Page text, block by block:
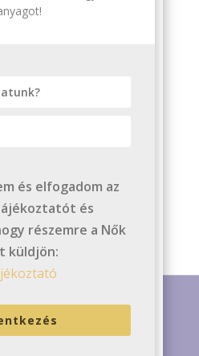
és elfogadom az
és
részemre a Nők
küldjön: